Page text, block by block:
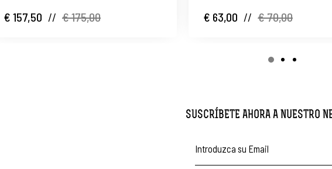
€ 157,50 // € 175,00 € 63,00 // € 70,00
SUSCRÍBETE AHORA A NUESTRO